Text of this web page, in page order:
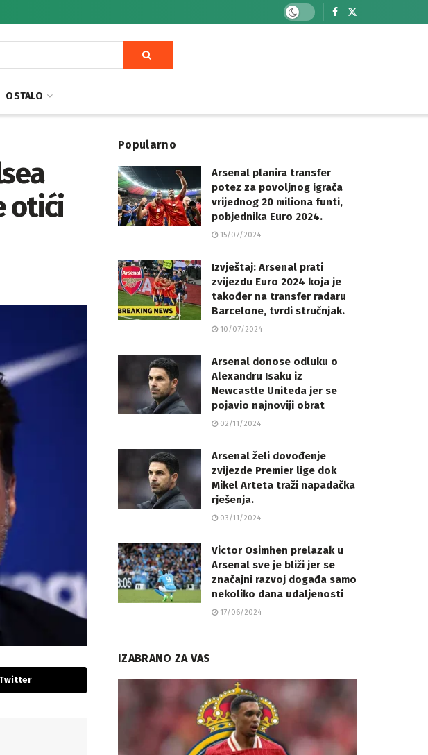
OSTALO
otići
Popularno
Arsenal planira transfer
potez za povoljnog igrača
vrijednog 20 miliona funti,
pobjednika Euro 2024.
15/07/2024
Izvještaj: Arsenal prati
zvijezdu Euro 2024 koja je
također na transfer radaru
Barcelone, tvrdi stručnjak.
10/07/2024
Arsenal donose odluku o
Alexandru Isaku iz
Newcastle Uniteda jer se
pojavio najnoviji obrat
02/11/2024
Arsenal želi dovođenje
zvijezde Premier lige dok
Mikel Arteta traži napadačka
rješenja.
03/11/2024
Victor Osimhen prelazak u
Arsenal sve je bliži jer se
značajni razvoj događa samo
nekoliko dana udaljenosti
17/06/2024
IZABRANO ZA VAS